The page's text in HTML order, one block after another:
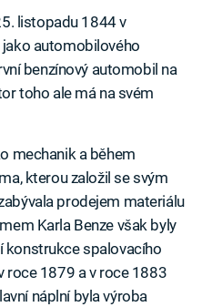
listopadu 1844 v
jako automobilového
benzínový automobil na
toho ale má na svém
mechanik a během
kterou založil se svým
prodejem materiálu
Karla Benze však byly
konstrukce spalovacího
roce 1879 a v roce 1883
náplní byla výroba